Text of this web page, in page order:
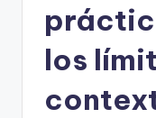
nilos